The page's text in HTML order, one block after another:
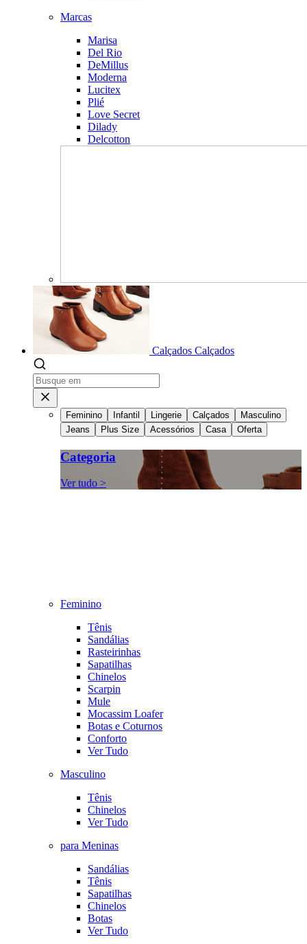
Marcas
Marisa
Del Rio
DeMillus
Moderna
Lucitex
Plié
Love Secret
Dilady
Delcotton
Calçados Calçados
Feminino Infantil Lingerie Calçados
Masculino
Jeans
Plus Size Acessórios Casa Oferta
Categoria
Ver tudo >
Feminino
Tênis
Sandálias
Rasteirinhas
Sapatilhas
Chinelos
Scarpin
Mule
Mocassim Loafer
Botas e Coturnos
Conforto
Ver Tudo
Masculino
Tênis
Chinelos
Ver Tudo
para Meninas
Sandálias
Tênis
Sapatilhas
Chinelos
Botas
Ver Tudo